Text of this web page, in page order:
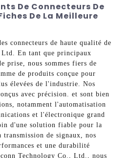
De Connecteurs De
De La Meilleure
connecteurs de haute qualité de
Ltd. En tant que principaux
prise, nous sommes fiers de
de produits conçue pour
élevées de l'industrie. Nos
avec précision. et sont bien
notamment l'automatisation
et l'électronique grand
d'une solution fiable pour la
de signaux, nos
et une durabilité
Technology Co., Ltd., nous